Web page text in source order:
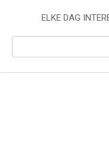
ELKE DAG
Search: